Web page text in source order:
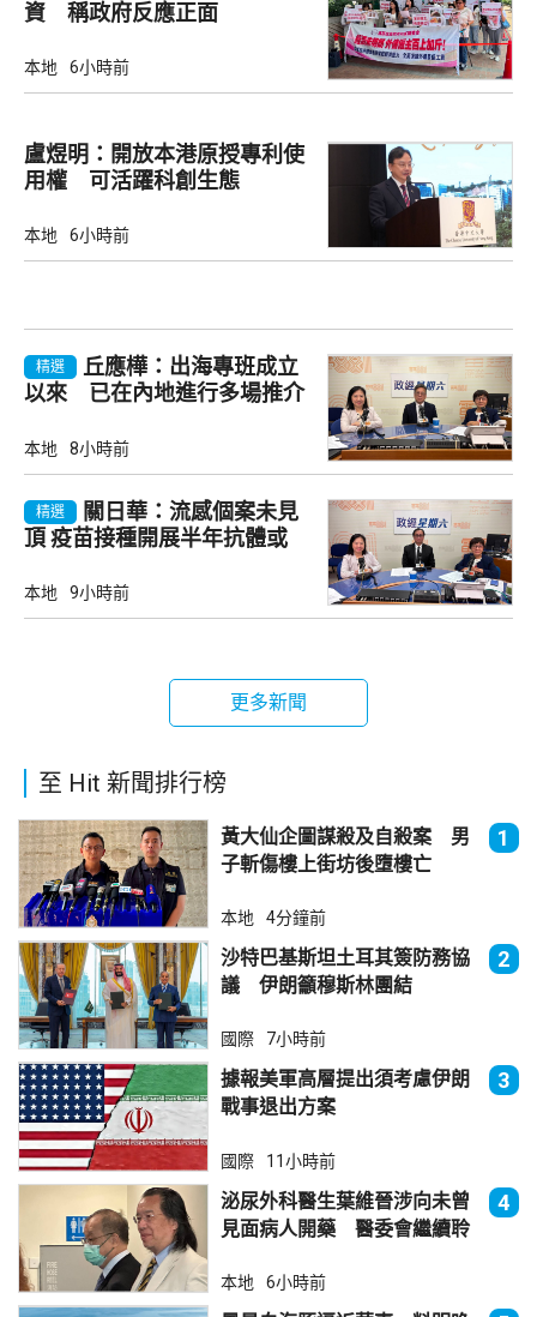
資 稱政府反應正面
本地 6小時前
盧煜明：開放本港原授專利使
用權 可活躍科創生態
本地 6小時前
精選
丘應樺：出海專班成立
以來 已在內地進行多場推介
本地 8小時前
精選
關日華：流感個案未見
頂 疫苗接種開展半年抗體或
本地 9小時前
更多新聞
至 Hit 新聞排行榜
黃大仙企圖謀殺及自殺案 男
子斬傷樓上街坊後墮樓亡
1
本地 4分鐘前
沙特巴基斯坦土耳其簽防務協
議 伊朗籲穆斯林團結
2
國際 7小時前
據報美軍高層提出須考慮伊朗
戰事退出方案
3
國際 11小時前
泌尿外科醫生葉維晉涉向未曾
見面病人開藥 醫委會繼續聆
4
本地 6小時前